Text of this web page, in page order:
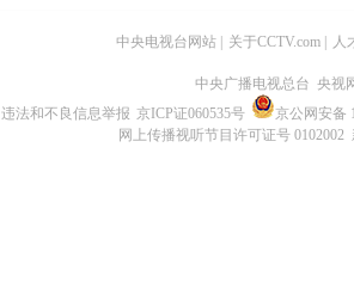
中央电视台网站 关于CCTV.com 人
中央广播电视总台 央视
违法和不良信息举报 京ICP证060535号
京公网安备
网上传播视听节目许可证号 0102002